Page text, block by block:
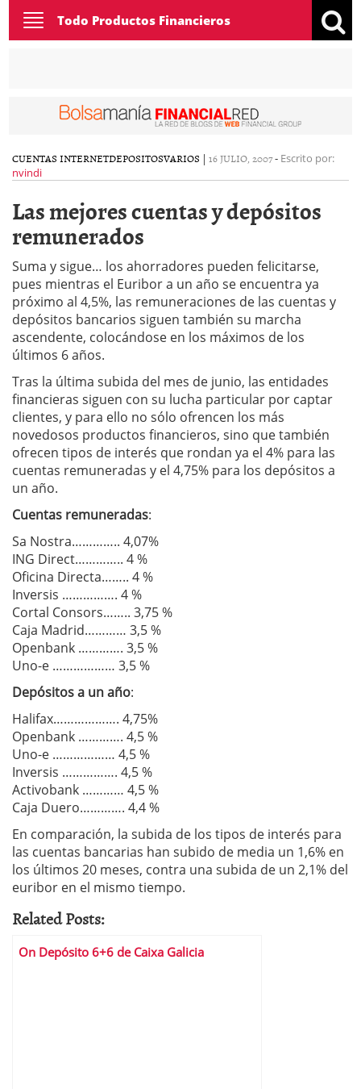
Toggle
navigation
Todo Productos Financieros
CUENTAS INTERNETDEPOSITOSVARIOS | 16 JULIO, 2007- Escrito por:
nvindi
Las mejores cuentas y depósitos
remunerados
Suma y sigue… los ahorradores pueden felicitarse,
pues mientras el Euribor a un año se encuentra ya
próximo al 4,5%, las remuneraciones de las cuentas y
depósitos bancarios siguen también su marcha
ascendente, colocándose en los máximos de los
últimos 6 años.
Tras la última subida del mes de junio, las entidades
financieras siguen con su lucha particular por captar
clientes, y para ello no sólo ofrencen los más
novedosos productos financieros, sino que también
ofrecen tipos de interés que rondan ya el 4% para las
cuentas remuneradas y el 4,75% para los depósitos a
un año.
Cuentas remuneradas:
Sa Nostra………….. 4,07%
ING Direct………….. 4 %
Oficina Directa…….. 4 %
Inversis ……………. 4 %
Cortal Consors…….. 3,75 %
Caja Madrid………… 3,5 %
Openbank …………. 3,5 %
Uno-e ……………… 3,5 %
Depósitos a un año:
Halifax………………. 4,75%
Openbank …………. 4,5 %
Uno-e ……………… 4,5 %
Inversis ……………. 4,5 %
Activobank ………… 4,5 %
Caja Duero…………. 4,4 %
En comparación, la subida de los tipos de interés para
las cuentas bancarias han subido de media un 1,6% en
los últimos 20 meses, contra una subida de un 2,1% del
euribor en el mismo tiempo.
Related Posts:
On Depósito 6+6 de Caixa Galicia